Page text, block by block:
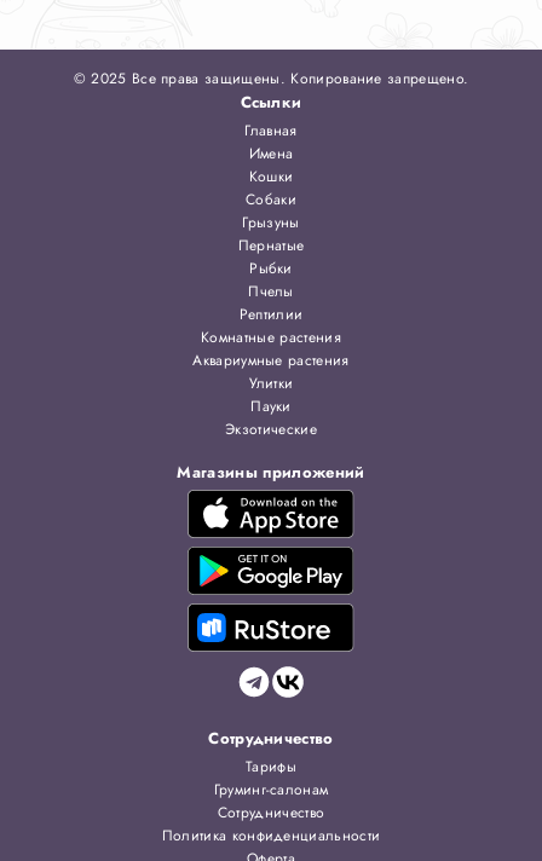
© 2025 Все права защищены. Копирование запрещено.
Ссылки
Главная
Имена
Кошки
Собаки
Грызуны
Пернатые
Рыбки
Пчелы
Рептилии
Комнатные растения
Аквариумные растения
Улитки
Пауки
Экзотические
Магазины приложений
Сотрудничество
Тарифы
Груминг-салонам
Сотрудничество
Политика конфиденциальности